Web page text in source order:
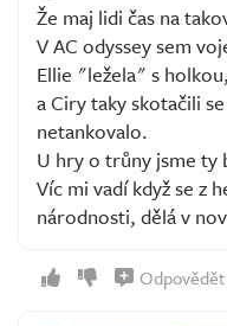
Že maj lidi čas na
V AC odyssey sem
Ellie "ležela" s
a Ciry taky skotačili
netankovalo.
U hry o trůny jsme ty
Víc mi vadí když se z
národnosti, dělá v
Odpovědět